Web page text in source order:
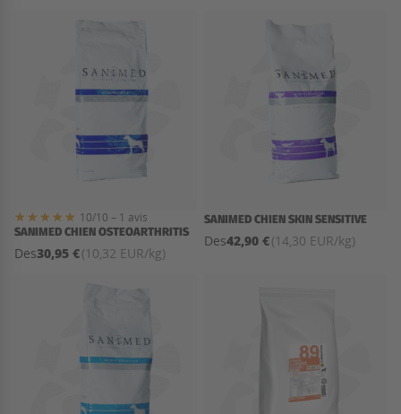
10/10 – 1 avis
SANIMED CHIEN OSTEOARTHRITIS
Des30,95 €(10,32 EUR/kg)
SANIMED CHIEN SKIN SENSITIVE
Des42,90 €(14,30 EUR/kg)